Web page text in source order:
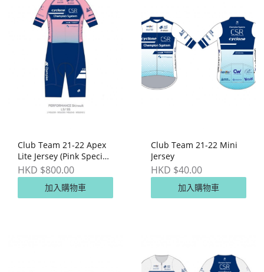
Club Team 21-22 Apex
Lite Jersey (Pink Special
Edition)
HKD $800.00
加入購物車
Club Team 21-22 Mini
Jersey
HKD $40.00
加入購物車